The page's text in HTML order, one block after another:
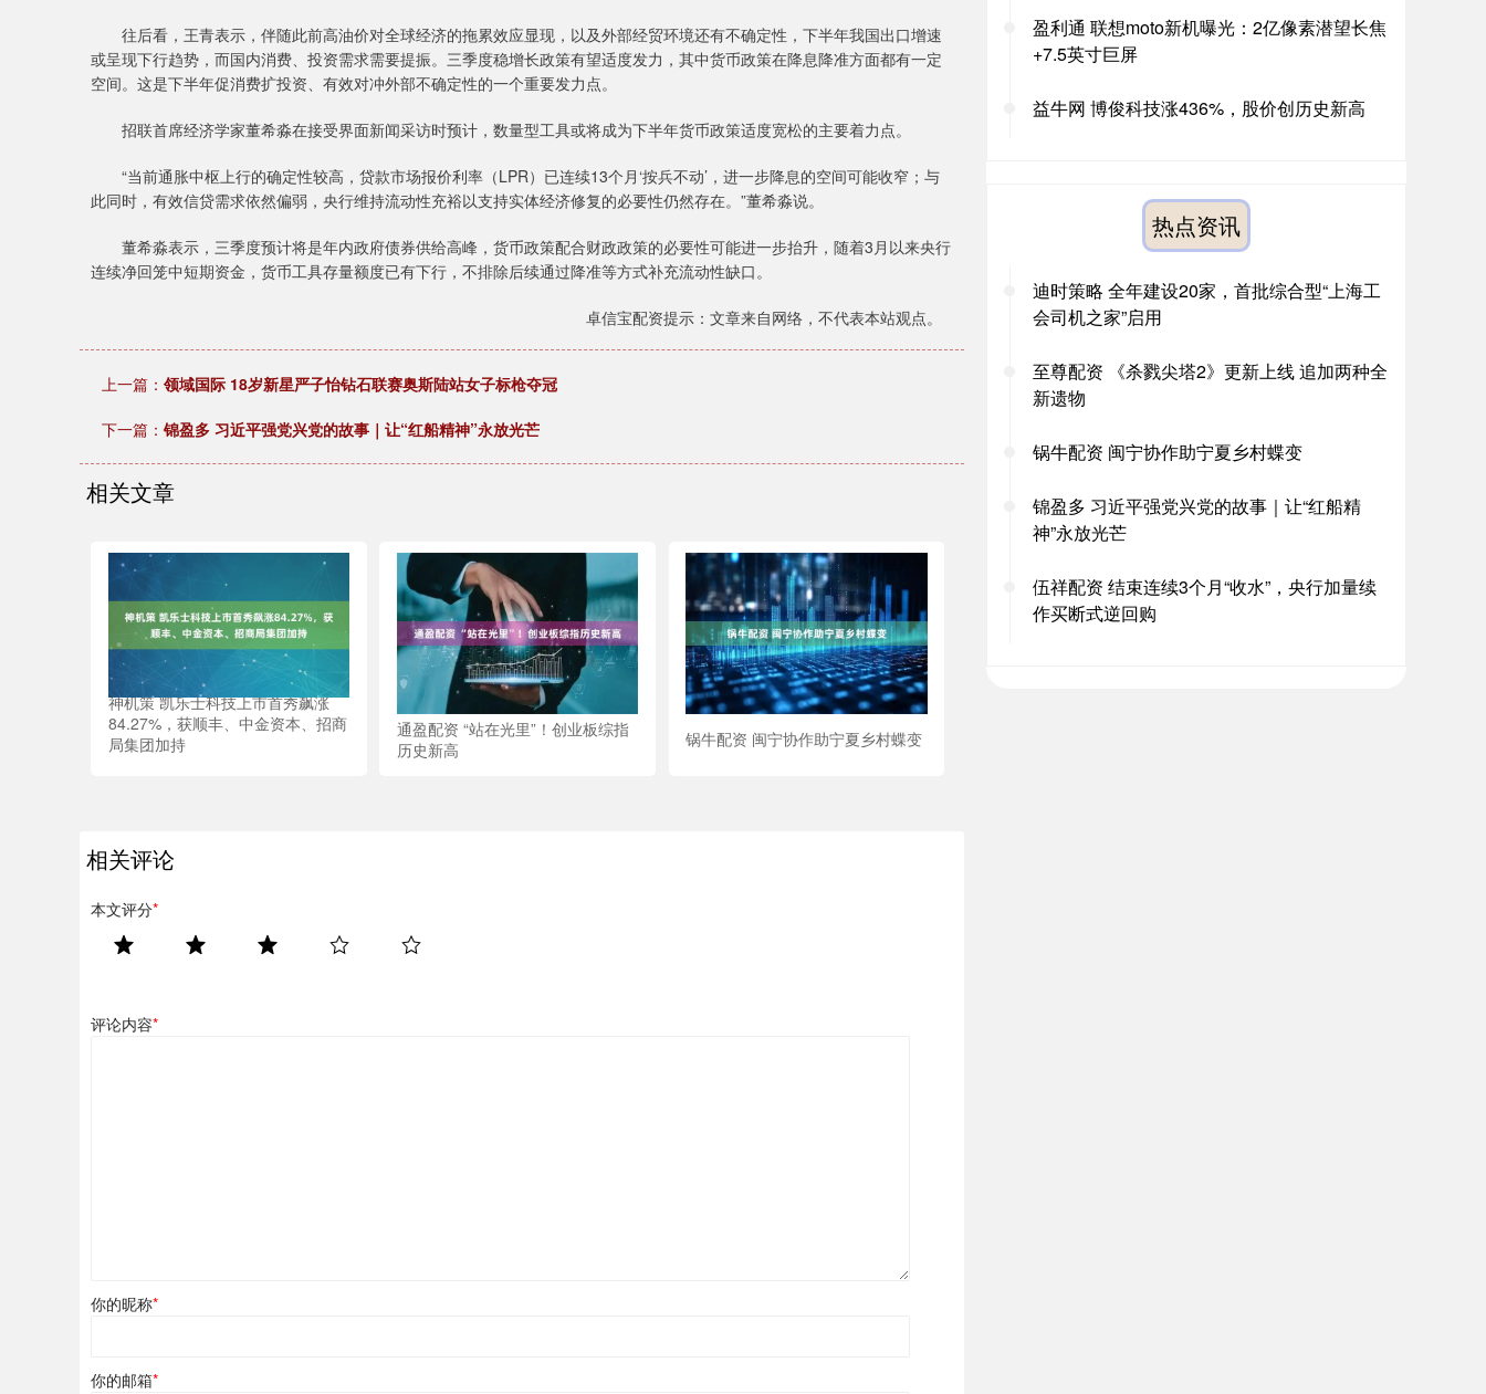
往后看，王青表示，伴随此前高油价对全球经济的拖累效应显现，以及外部经贸环境还有不确定性，下半年我国出口增速
或呈现下行趋势，而国内消费、投资需求需要提振。三季度稳增长政策有望适度发力，其中货币政策在降息降准方面都有一定
空间。这是下半年促消费扩投资、有效对冲外部不确定性的一个重要发力点。
招联首席经济学家董希淼在接受界面新闻采访时预计，数量型工具或将成为下半年货币政策适度宽松的主要着力点。
“当前通胀中枢上行的确定性较高，贷款市场报价利率（LPR）已连续13个月‘按兵不动’，进一步降息的空间可能收窄；与
此同时，有效信贷需求依然偏弱，央行维持流动性充裕以支持实体经济修复的必要性仍然存在。”董希淼说。
董希淼表示，三季度预计将是年内政府债券供给高峰，货币政策配合财政政策的必要性可能进一步抬升，随着3月以来央行
连续净回笼中短期资金，货币工具存量额度已有下行，不排除后续通过降准等方式补充流动性缺口。
卓信宝配资提示：文章来自网络，不代表本站观点。
上一篇： 领域国际 18岁新星严子怡钻石联赛奥斯陆站女子标枪夺冠
下一篇： 锦盈多 习近平强党兴党的故事｜让“红船精神”永放光芒
相关文章
神机策 凯乐士科技上市首秀飙涨
84.27%，获顺丰、中金资本、招商
局集团加持
通盈配资 “站在光里”！创业板综指
历史新高
锅牛配资 闽宁协作助宁夏乡村蝶变
相关评论
本文评分*
评论内容*
你的昵称*
你的邮箱*
盈利通 联想moto新机曝光：2亿像素潜望长焦
+7.5英寸巨屏
益牛网 博俊科技涨436%，股价创历史新高
热点资讯
迪时策略 全年建设20家，首批综合型“上海工
会司机之家”启用
至尊配资 《杀戮尖塔2》更新上线 追加两种全
新遗物
锅牛配资 闽宁协作助宁夏乡村蝶变
锦盈多 习近平强党兴党的故事｜让“红船精
神”永放光芒
伍祥配资 结束连续3个月“收水”，央行加量续
作买断式逆回购